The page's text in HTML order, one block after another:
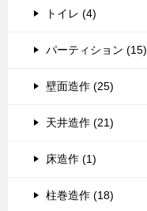
トイレ (4)
パーティション (15)
壁面造作 (25)
天井造作 (21)
床造作 (1)
柱巻造作 (18)